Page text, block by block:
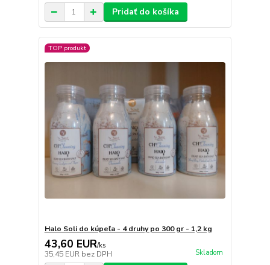
Pridať do košíka
TOP produkt
Halo Soli do kúpeľa - 4 druhy po 300 gr - 1,2 kg
43,60 EUR/ks
35,45 EUR bez DPH Skladom